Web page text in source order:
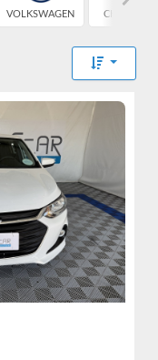
VOLKSWAGEN
Toggle